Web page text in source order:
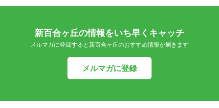
新百合ヶ丘の情報をいち早くキャッチ
メルマガに登録すると新百合ヶ丘のおすすめ情報が届きます
メルマガに登録